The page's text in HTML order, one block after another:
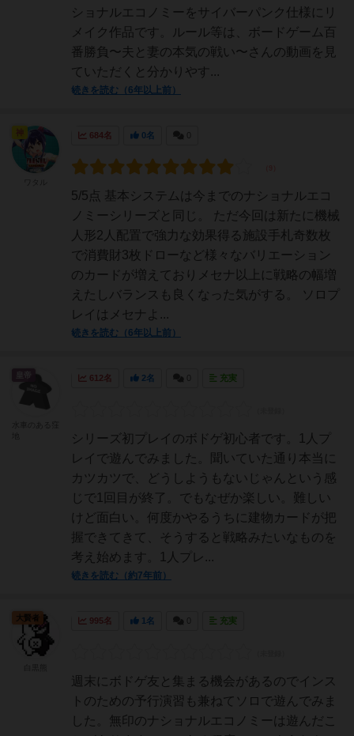
ショナルエコノミーをサイバーパンク仕様にリ
メイク作品です。ルール等は、ボードゲーム百
番勝負〜夫と妻の本気の戦い〜さんの動画を見
ていただくと分かりやす...
続きを読む（6年以上前）
684名 0名
5/5点 基本システムは今までのナショナルエコ
ノミーシリーズと同じ。 ただ今回は新たに機械
人形2人配置で強力な効果得る施設手札奇数枚
で消費財3枚ドローなど様々なバリエーション
のカードが増えておりメセナ以上に戦略の幅増
えたしバランスも良くなった気がする。 ソロプ
レイはメセナよ...
続きを読む（6年以上前）
神
612名 2名 充実
シリーズ初プレイのボドゲ初心者です。1人プ
レイで遊んでみました。聞いていた通り本当に
カツカツで、どうしようもないじゃんという感
じで1回目が終了。でもなぜか楽しい。難しい
けど面白い。何度かやるうちに建物カードが把
握できてきて、そうすると戦略みたいなものを
考え始めます。1人プレ...
続きを読む（約7年前）
995名 1名 充実
週末にボドゲ友と集まる機会があるのでインス
トのための予行演習も兼ねてソロで遊んでみま
した。無印のナショナルエコノミーは遊んだこ
大賢者